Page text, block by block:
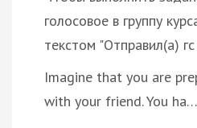
голосовое в группу
текстом "Отправил(а) гс
Imagine that you are
with your friend. You ha…